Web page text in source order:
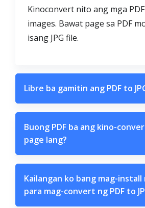
Kinoconvert nito ang mga PDF
images. Bawat page sa PDF
isang JPG file.
Libre ba gamitin ang PDF to
Buong PDF ba ang kino-
page lang?
Kailangan ko bang mag-
para mag-convert ng PDF to